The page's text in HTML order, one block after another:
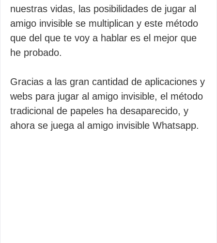
nuestras vidas, las posibilidades de jugar al
amigo invisible se multiplican y este método
que del que te voy a hablar es el mejor que
he probado.
Gracias a las gran cantidad de aplicaciones y
webs para jugar al amigo invisible, el método
tradicional de papeles ha desaparecido, y
ahora se juega al amigo invisible Whatsapp.